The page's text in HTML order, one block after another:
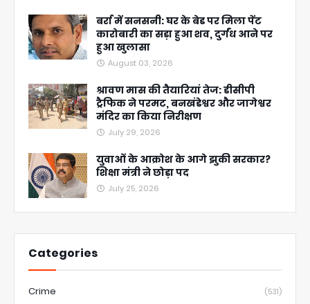
बर्रा में सनसनी: घर के बेड पर मिला पेंट
कारोबारी का सड़ा हुआ शव, दुर्गंध आने पर
हुआ खुलासा
August 03, 2026
श्रावण मास की तैयारियां तेज: डीसीपी
ट्रैफिक ने परमट, बनखंडेश्वर और जागेश्वर
मंदिर का किया निरीक्षण
July 29, 2026
युवाओं के आक्रोश के आगे झुकी सरकार?
शिक्षा मंत्री ने छोड़ा पद
July 25, 2026
Categories
Crime (531)